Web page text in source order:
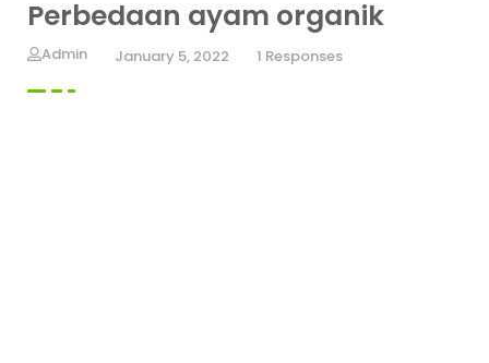
Perbedaan ayam organik
Admin January 5, 2022 1 Responses